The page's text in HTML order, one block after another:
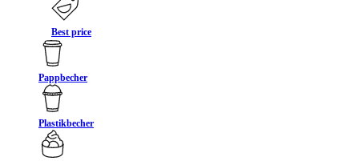
Best price
Pappbecher
Plastikbecher